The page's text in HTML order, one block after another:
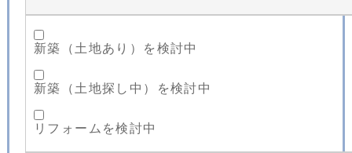
新築（土地あり）を検討中
新築（土地探し中）を検討中
リフォームを検討中